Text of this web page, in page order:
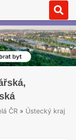
ČR » Ústecký kraj